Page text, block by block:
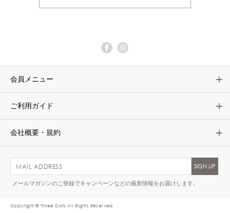
会員メニュー
ご利用ガイド
会社概要・規約
メールマガジンのご登録でキャンペーンなどの最新情報をお届けします。
Copyright © Three Dots All Rights Reserved